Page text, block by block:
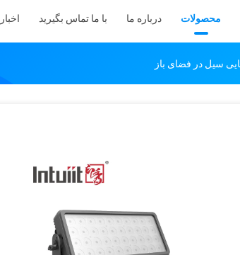
محصولات درباره ما با ما تماس بگیرید اخبار